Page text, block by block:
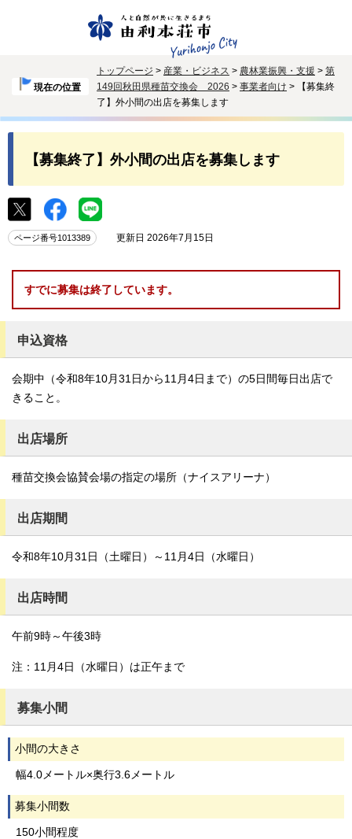
現在の位置
トップページ > 産業・ビジネス > 農林業振興・支援 > 第
149回秋田県種苗交換会 2026 > 事業者向け > 【募集終
了】外小間の出店を募集します
【募集終了】外小間の出店を募集します
ページ番号1013389 更新日 2026年7月15日
すでに募集は終了しています。
申込資格
会期中（令和8年10月31日から11月4日まで）の5日間毎日出店で
きること。
出店場所
種苗交換会協賛会場の指定の場所（ナイスアリーナ）
出店期間
令和8年10月31日（土曜日）～11月4日（水曜日）
出店時間
午前9時～午後3時
注：11月4日（水曜日）は正午まで
募集小間
小間の大きさ
幅4.0メートル×奥行3.6メートル
募集小間数
150小間程度